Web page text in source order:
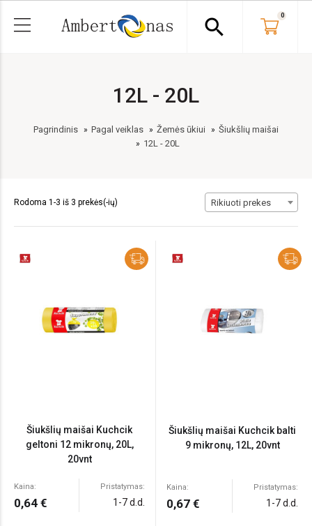
search 0
12L - 20L
Pagrindinis Pagal veiklas Žemės ūkiui
Šiukšlių maišai
12L - 20L
Rodoma 1-3 iš 3 prekės(-ių) Rikiuoti prekes
Šiukšlių maišai Kuchcik
geltoni 12 mikronų, 20L,
20vnt
Kaina:
0,64 €
Pristatymas:
1-7 d.d.
Šiukšlių maišai Kuchcik balti
9 mikronų, 12L, 20vnt
Kaina:
0,67 €
Pristatymas:
1-7 d.d.